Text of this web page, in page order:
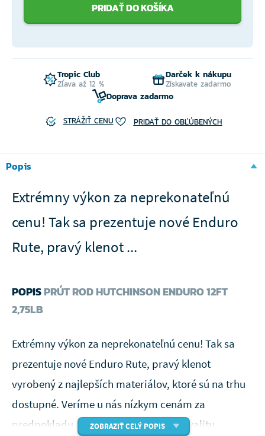
PRIDAŤ DO KOŠÍKA
Tropic Club
Zľava až 12 %
Darček k nákupu
Získavate zadarmo
Doprava zadarmo
STRÁŽIŤ CENU PRIDAŤ DO OBĽÚBENÝCH
Popis
Extrémny výkon za neprekonateľnú
cenu! Tak sa prezentuje nové Enduro
Rute, pravý klenot ...
POPISPRÚT ROD HUTCHINSON ENDURO 12FT
2,75LB
Extrémny výkon za neprekonateľnú cenu! Tak sa
prezentuje nové Enduro Rute, pravý klenot
vyrobený z najlepších materiálov, ktoré sú na trhu
dostupné. Veríme u nás nízkym cenám za
predpokladu, že sú synonymom pre kvalitu.
ZOBRAZIŤ CELÝ POPIS